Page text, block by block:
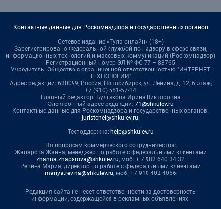
Контактные данные для Роскомнадзора и государственных органов
Сетевое издание «Тула онлайн» (18+)
Зарегистрировано Федеральной службой по надзору в сфере связи,
информационных технологий и массовых коммуникаций (Роскомнадзор)
Регистрационный номер ЭЛ № ФС 77 – 88765
Учредитель: Общество с ограниченной ответственностью "ИНТЕРНЕТ
ТЕХНОЛОГИИ"
Адрес редакции: 630099, Россия, Новосибирск, ул. Ленина, д. 12, 6 этаж,
+7 (910) 551-57-14
Главный редактор: Булгакова Ирина Викторовна
Электронный адрес редакции: 71@shkulev.ru
Контактные данные для Роскомнадзора и государственных органов:
juristchel@shkulev.ru.
Техподдержка: help@shkulev.ru
По вопросам коммерческого сотрудничества:
Жапарова Жанна, менеджер по работе с федеральными клиентами
zhanna.zhaparova@shkulev.ru, моб. + 7 982 640 34 32
Ревина Мария, директор по работе с федеральными клиентами
mariya.revina@shkulev.ru, моб. +7 910 402 4056
Редакция сайта не несет ответственности за достоверность
информации, содержащейся в рекламных объявлениях.